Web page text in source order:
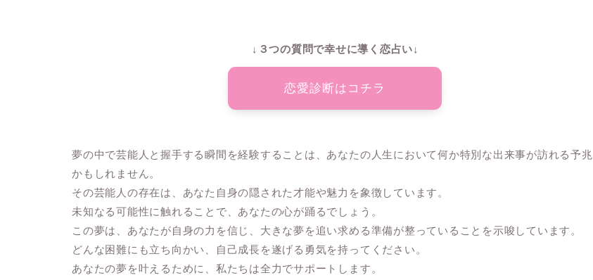
↓３つの質問で幸せに導く恋占い↓
恋愛診断はコチラ
夢の中で芸能人と握手する瞬間を経験することは、あなたの人生において何か特別な出来事が訪れる予兆
かもしれません。
その芸能人の存在は、あなた自身の隠された才能や魅力を象徴しています。
未知なる可能性に触れることで、あなたの心が踊るでしょう。
この夢は、あなたが自身の力を信じ、大きな夢を追い求める準備が整っていることを示唆しています。
どんな困難にも立ち向かい、自己成長を遂げる勇気を持ってください。
あなたの夢を叶えるために、私たちは全力でサポートします。